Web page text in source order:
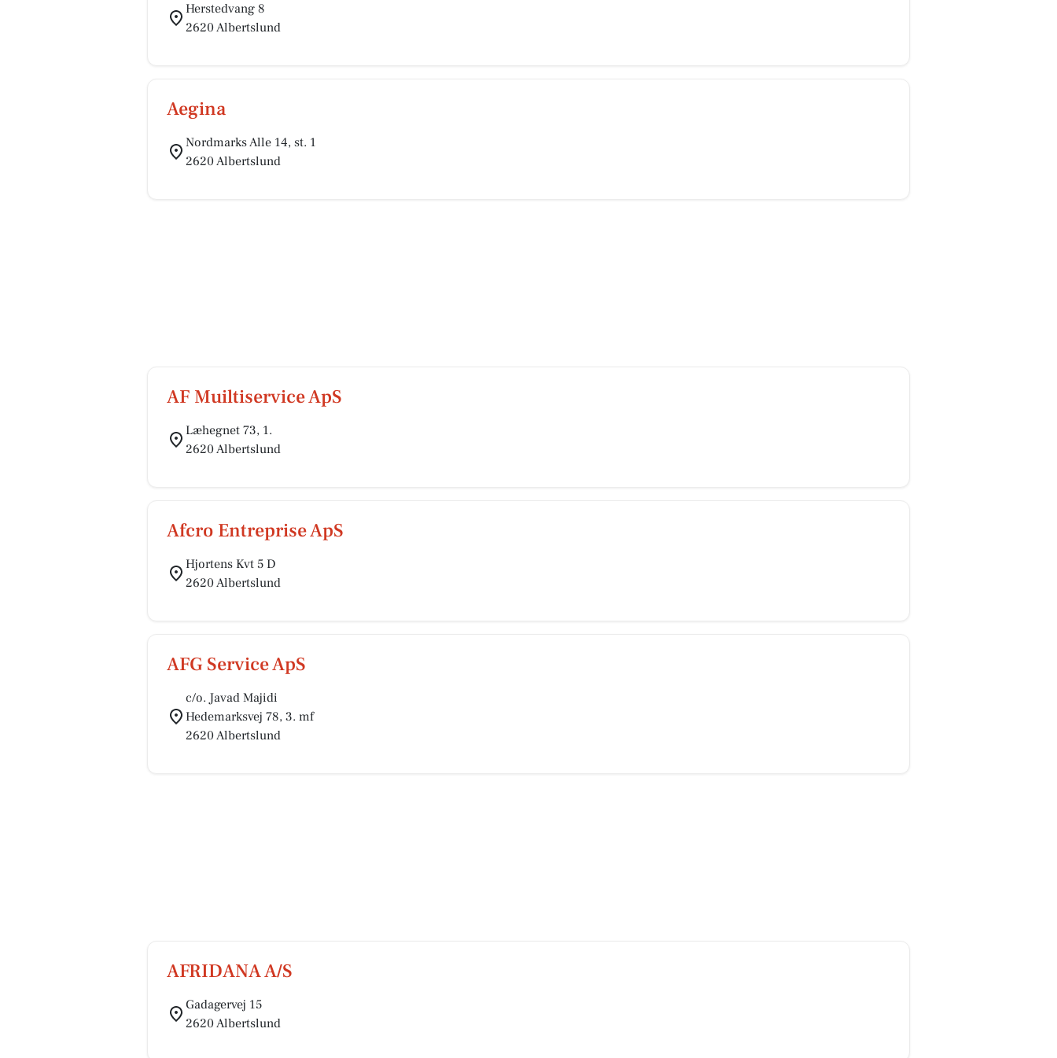
Herstedvang 8
2620 Albertslund
Aegina
Nordmarks Alle 14, st. 1
2620 Albertslund
AF Muiltiservice ApS
Læhegnet 73, 1.
2620 Albertslund
Afcro Entreprise ApS
Hjortens Kvt 5 D
2620 Albertslund
AFG Service ApS
c/o. Javad Majidi
Hedemarksvej 78, 3. mf
2620 Albertslund
AFRIDANA A/S
Gadagervej 15
2620 Albertslund